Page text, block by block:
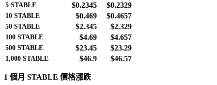
5 STABLE $0.2345 $0.2329
10 STABLE $0.469 $0.4657
50 STABLE $2.345 $2.329
100 STABLE $4.69 $4.657
500 STABLE $23.45 $23.29
1,000 STABLE $46.9 $46.57
1 個月 STABLE 價格漲跌